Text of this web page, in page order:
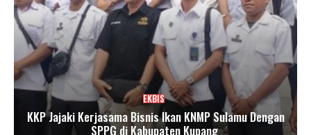
EKBIS
KKP Jajaki Kerjasama Bisnis Ikan KNMP Sulamu Dengan
SPPG di Kabupaten Kupang